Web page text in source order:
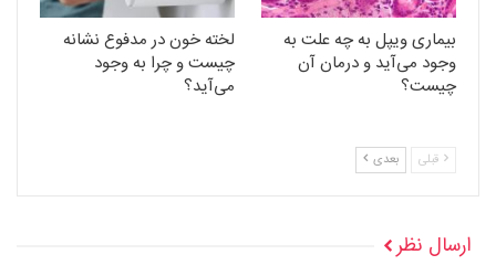
بیماری ویپل به چه علت به
وجود می‌آید و درمان آن
چیست؟
لخته خون در مدفوع نشانه
چیست و چرا به وجود
می‌آید؟
قبلی بعدی
ارسال نظر